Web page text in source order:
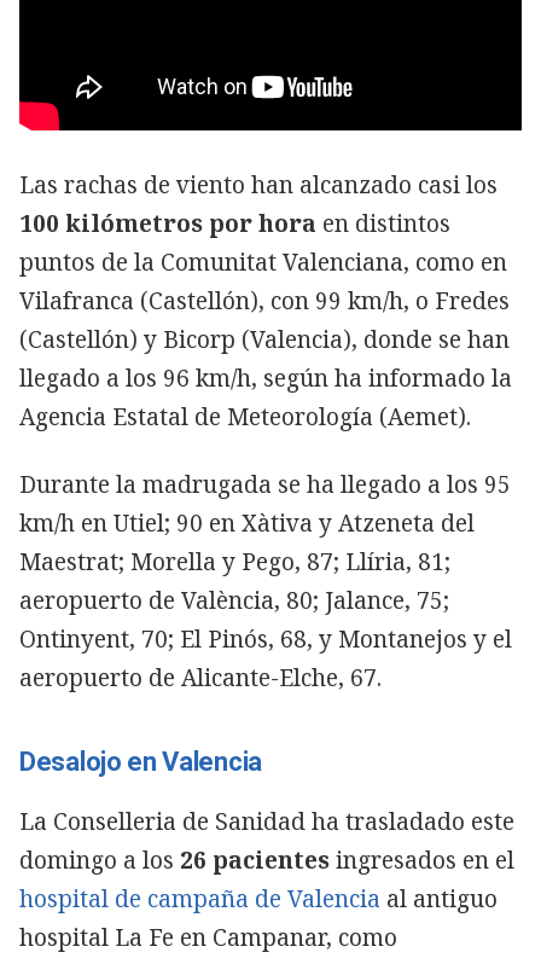
Las rachas de viento han alcanzado casi los
100 kilómetros por hora en distintos
puntos de la Comunitat Valenciana, como en
Vilafranca (Castellón), con 99 km/h, o Fredes
(Castellón) y Bicorp (Valencia), donde se han
llegado a los 96 km/h, según ha informado la
Agencia Estatal de Meteorología (Aemet).
Durante la madrugada se ha llegado a los 95
km/h en Utiel; 90 en Xàtiva y Atzeneta del
Maestrat; Morella y Pego, 87; Llíria, 81;
aeropuerto de València, 80; Jalance, 75;
Ontinyent, 70; El Pinós, 68, y Montanejos y el
aeropuerto de Alicante-Elche, 67.
Desalojo en Valencia
La Conselleria de Sanidad ha trasladado este
domingo a los 26 pacientesingresados en el
hospital de campaña de Valencia al antiguo
hospital La Fe en Campanar, como